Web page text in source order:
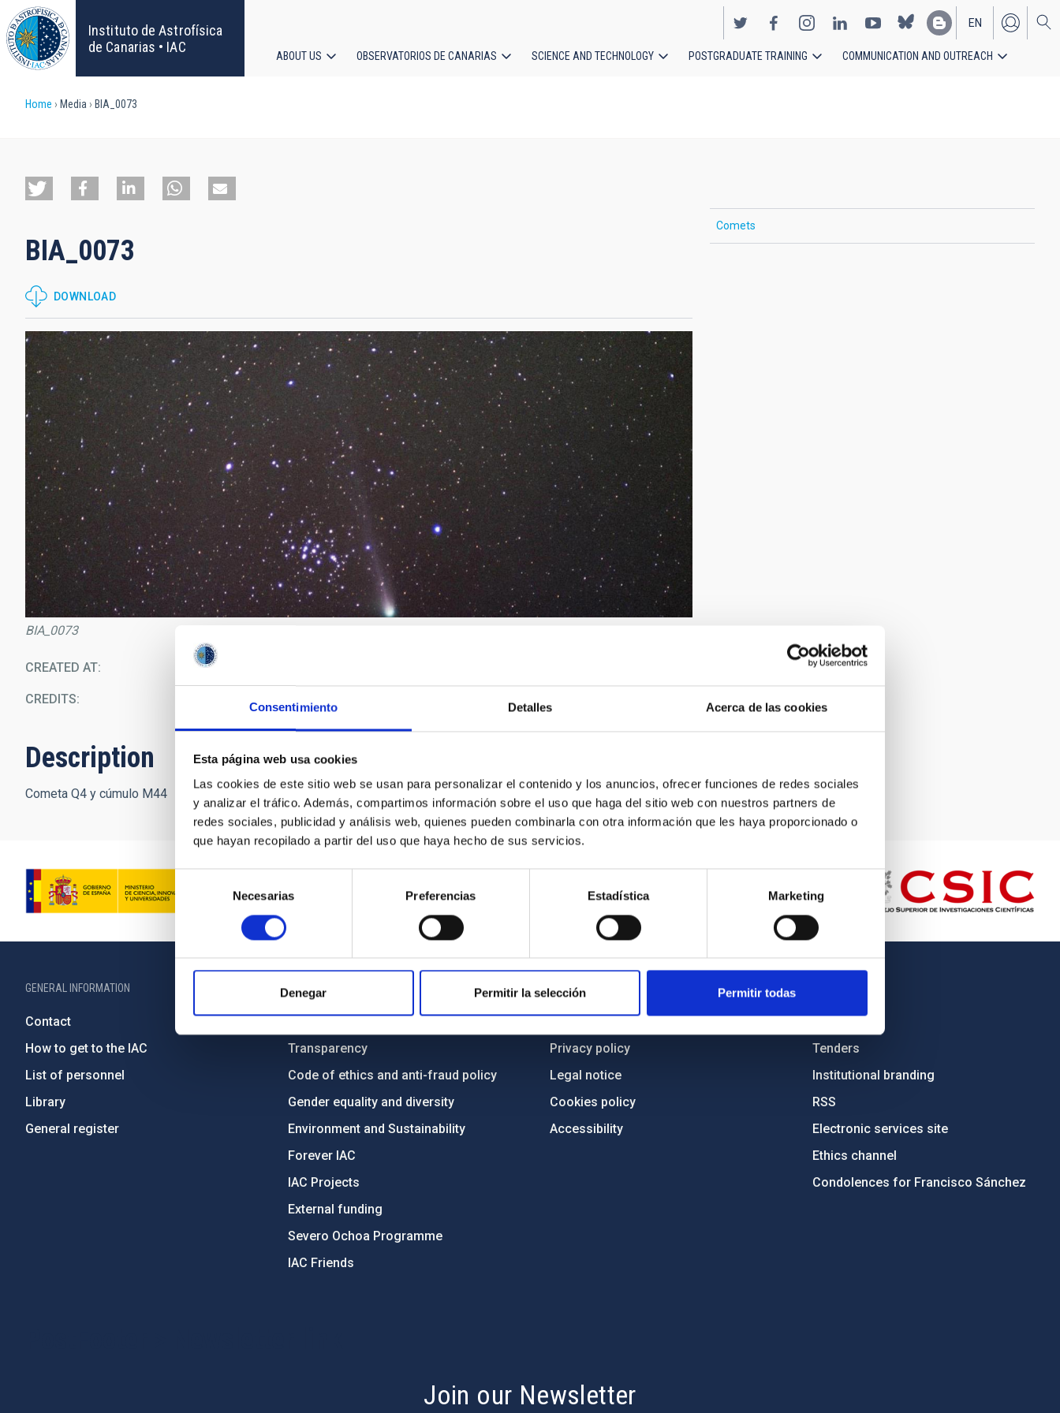
Consentimiento Detalles Acerca de las cookies
Esta página web usa cookies
Las cookies de este sitio web se usan para personalizar el contenido y los anuncios, ofrecer funciones de redes sociales
y analizar el tráfico. Además, compartimos información sobre el uso que haga del sitio web con nuestros partners de
redes sociales, publicidad y análisis web, quienes pueden combinarla con otra información que les haya proporcionado o
que hayan recopilado a partir del uso que haya hecho de sus servicios.
de
consentimiento
Necesarias Preferencias Estadística Marketing
Denegar Permitir la selección Permitir todas
Skip
to
main
content
Instituto de Astrofísica
de Canarias • IAC
EN
ES
ABOUT US OBSERVATORIOS DE CANARIAS SCIENCE AND TECHNOLOGY POSTGRADUATE TRAINING COMMUNICATION AND OUTREACH
Breadcrumb
Home Media BIA_0073
BIA_0073
DOWNLOAD
BIA_0073
CREATED AT
CREDITS Oswaldo González Sánchez
Description
Cometa Q4 y cúmulo M44
Comets
GENERAL INFORMATION
Contact
How to get to the IAC
List of personnel
Library
General register
ABOUT THE IAC
Legislation
Transparency
Code of ethics and anti-fraud policy
Gender equality and diversity
Environment and Sustainability
Forever IAC
IAC Projects
External funding
Severo Ochoa Programme
IAC Friends
IAC PORTAL
Sitemap
Privacy policy
Legal notice
Cookies policy
Accessibility
Employment
Tenders
Institutional branding
RSS
Electronic services site
Ethics channel
Condolences for Francisco Sánchez
Join our Newsletter